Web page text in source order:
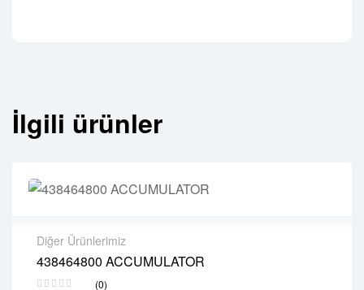
İlgili ürünler
Diğer Ürünlerimiz
438464800 ACCUMULATOR
(0)
2 years warranty
Delivery time: 1-2 business days